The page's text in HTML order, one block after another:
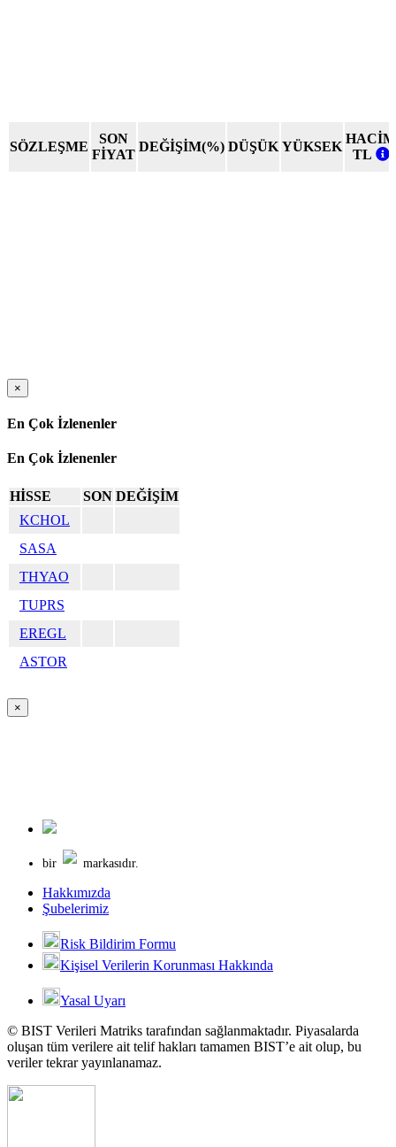
SÖZLEŞME
SON
FİYAT
DEĞİŞİM(%) DÜŞÜK YÜKSEK
HACİM
TL
×
En Çok İzlenenler
En Çok İzlenenler
HİSSE SON DEĞİŞİM
KCHOL
SASA
THYAO
TUPRS
EREGL
ASTOR
×
bir markasıdır.
Hakkımızda
Şubelerimiz
Risk Bildirim Formu
Kişisel Verilerin Korunması Hakkında
Yasal Uyarı
© BIST Verileri Matriks tarafından sağlanmaktadır. Piyasalarda
oluşan tüm verilere ait telif hakları tamamen BIST’e ait olup, bu
veriler tekrar yayınlanamaz.